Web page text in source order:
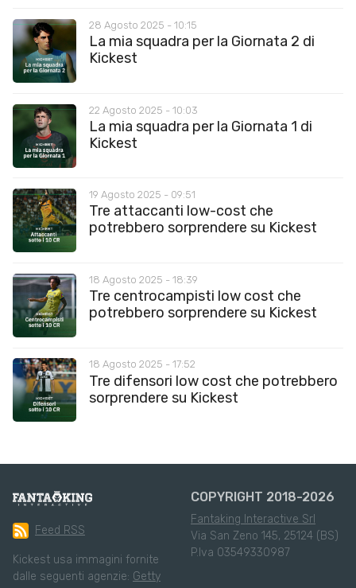
28 Agosto 2025 - 10:15
La mia squadra per la Giornata 2 di
Kickest
22 Agosto 2025 - 10:03
La mia squadra per la Giornata 1 di
Kickest
19 Agosto 2025 - 09:51
Tre attaccanti low-cost che
potrebbero sorprendere su Kickest
18 Agosto 2025 - 18:39
Tre centrocampisti low cost che
potrebbero sorprendere su Kickest
18 Agosto 2025 - 17:52
Tre difensori low cost che potrebbero
sorprendere su Kickest
Feed RSS
Kickest usa immagini fornite
dalle seguenti agenzie: Getty
COPYRIGHT 2018-2026
Fantaking Interactive Srl
Via San Zeno 145, 25124 (BS)
P.Iva 03549330987